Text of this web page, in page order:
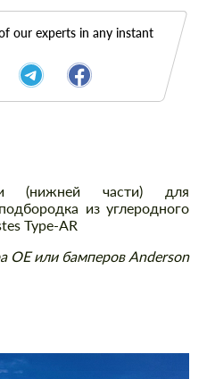
our experts in any instant
(нижней части) для
из углеродного
Type-AR
OE или бамперов Anderson